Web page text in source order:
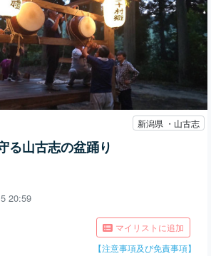
新潟県 ・山古志
る山古志の盆踊り
20:59
マイリストに追加
【注意事項及び免責事項】